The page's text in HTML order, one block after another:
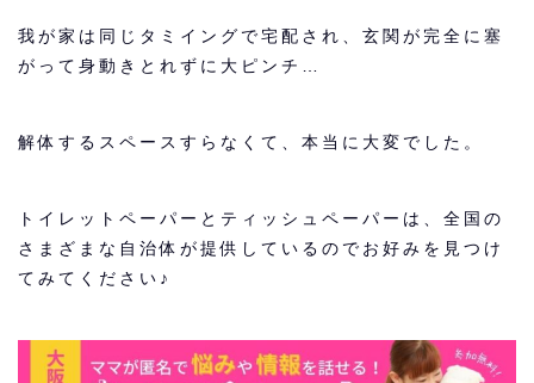
我が家は同じタミイングで宅配され、玄関が完全に塞
がって身動きとれずに大ピンチ…
解体するスペースすらなくて、本当に大変でした。
トイレットペーパーとティッシュペーパーは、全国の
さまざまな自治体が提供しているのでお好みを見つけ
てみてください♪